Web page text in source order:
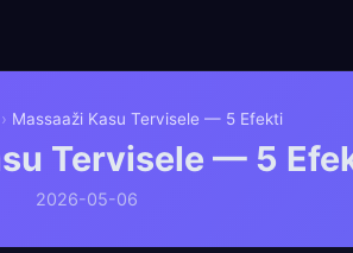
› Massaaži Kasu Tervisele — 5 Efekti
Tervisele — 5
2026-05-06